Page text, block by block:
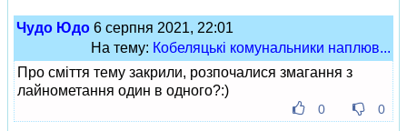
Чудо Юдо 6 серпня 2021, 22:01
На тему: Кобеляцькі комунальники наплюв...
Про сміття тему закрили, розпочалися змагання з
лайнометання один в одного?:)
0 0